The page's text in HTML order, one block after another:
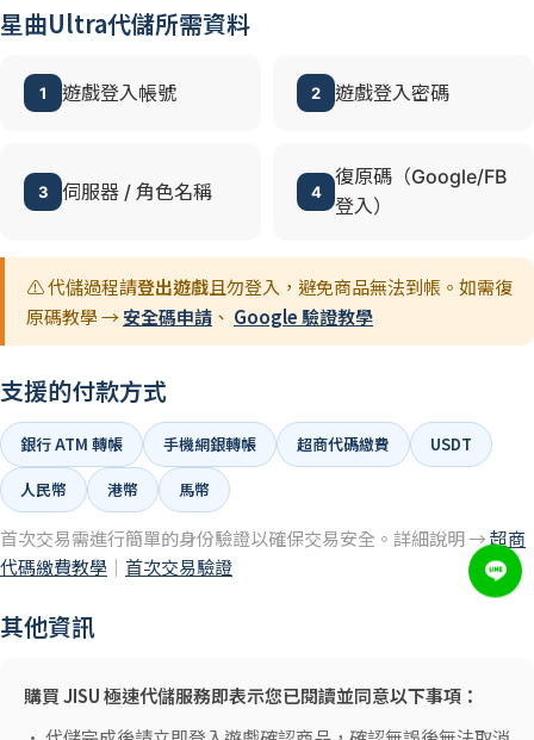
星曲Ultra代儲所需資料
1 遊戲登入帳號 2 遊戲登入密碼
3 伺服器 / 角色名稱 4
復原碼（Google/FB
登入）
⚠️ 代儲過程請登出遊戲且勿登入，避免商品無法到帳。如需復
原碼教學 →安全碼申請 、 Google 驗證教學
支援的付款方式
銀行 ATM 轉帳 手機網銀轉帳 超商代碼繳費
USDT
人民幣
港幣 馬幣
首次交易需進行簡單的身份驗證以確保交易安全。詳細說明 →超商
代碼繳費教學 ｜ 首次交易驗證
其他資訊
購買 JISU 極速代儲服務即表示您已閱讀並同意以下事項：